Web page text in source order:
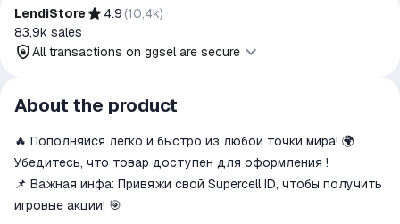
LendiStore 4.9 (10,4k)
83,9k sales
All transactions on ggsel are secure
All transactions on ggsel are
secure
The money is reserved in the
ggsel account
We will refund your payment if the
goods are not received or do not
match the description
About the product
🔥 Пополняйся легко и быстро из любой точки мира! 🌍
Убедитесь, что товар доступен для оформления !
📌 Важная инфа: Привяжи свой Supercell ID, чтобы получить
игровые акции! 🎯